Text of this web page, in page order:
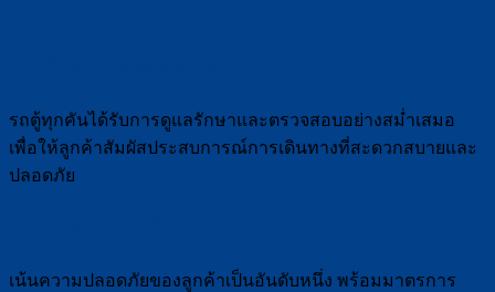
รถตู้ทุกคันได้รับการดูแลรักษาและตรวจสอบอย่างสม่ำเสมอ
เพื่อให้ลูกค้าสัมผัสประสบการณ์การเดินทางที่สะดวกสบายและ
ปลอดภัย
เน้นความปลอดภัยของลูกค้าเป็นอันดับหนึ่ง พร้อมมาตรการ